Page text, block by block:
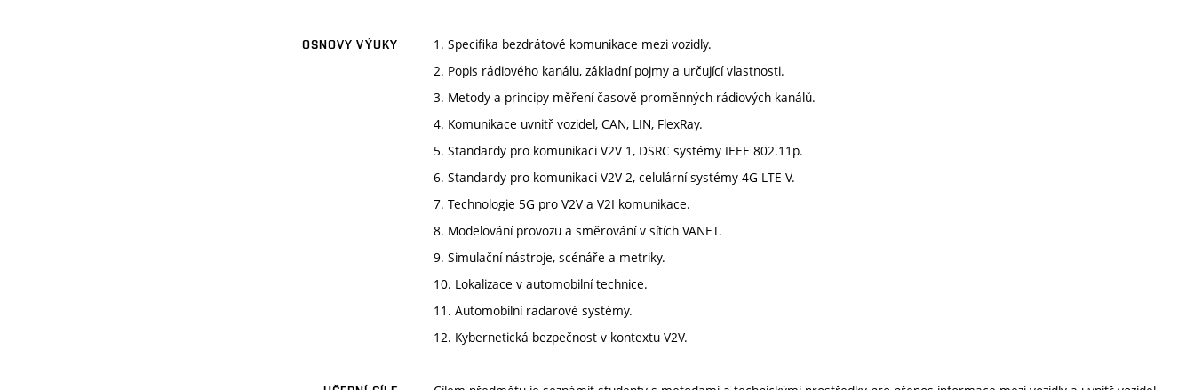
OSNOVY VÝUKY
1. Specifika bezdrátové komunikace mezi vozidly.
2. Popis rádiového kanálu, základní pojmy a určující vlastnosti.
3. Metody a principy měření časově proměnných rádiových kanálů.
4. Komunikace uvnitř vozidel, CAN, LIN, FlexRay.
5. Standardy pro komunikaci V2V 1, DSRC systémy IEEE 802.11p.
6. Standardy pro komunikaci V2V 2, celulární systémy 4G LTE-V.
7. Technologie 5G pro V2V a V2I komunikace.
8. Modelování provozu a směrování v sítích VANET.
9. Simulační nástroje, scénáře a metriky.
10. Lokalizace v automobilní technice.
11. Automobilní radarové systémy.
12. Kybernetická bezpečnost v kontextu V2V.